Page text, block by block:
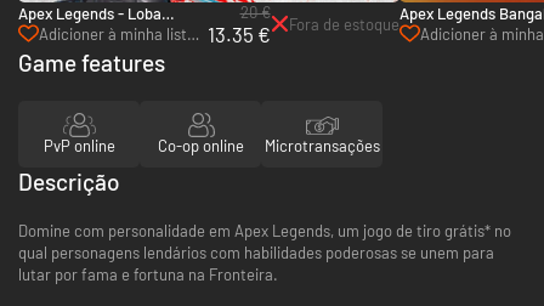
Apex Legends - Loba
Edition - PC (EA App)
Adicioner à minha lista
de desejos
20 €
13.35 € Fora de estoque
Apex Legends
Edition - PC (EA App)
Adicioner à
Game features
PvP online Co-op online Microtransações
Descrição
Domine com personalidade em Apex Legends, um jogo de tiro grátis* no
qual personagens lendários com habilidades poderosas se unem para
lutar por fama e fortuna na Fronteira.